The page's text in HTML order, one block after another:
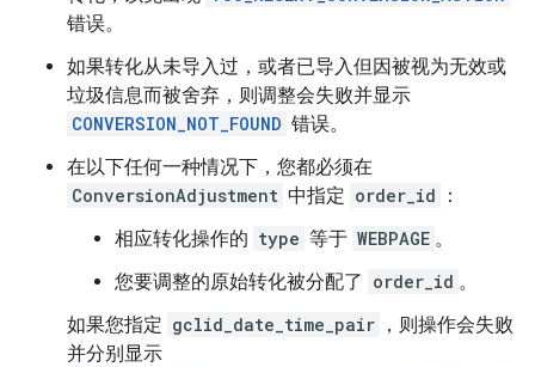
错误。
如果转化从未导入过，或者已导入但因被视为无效或
垃圾信息而被舍弃，则调整会失败并显示
CONVERSION_NOT_FOUND 错误。
在以下任何一种情况下，您都必须在
ConversionAdjustment 中指定 order_id
：
相应转化操作的 type 等于 WEBPAGE 。
您要调整的原始转化被分配了 order_id 。
如果您指定 gclid_date_time_pair ，则操作会失败
并分别显示